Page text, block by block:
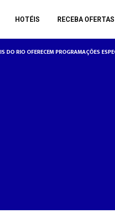
HOTÉIS RECEBA OFERTAS
REALIZA CICLO DE SEMINÁRIOS